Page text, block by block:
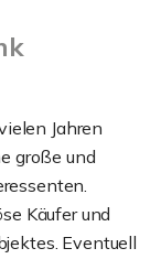
Jahren
große und
Käufer und
Eventuell